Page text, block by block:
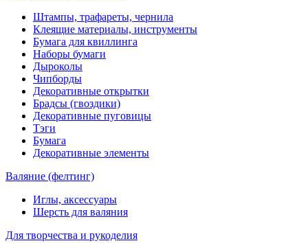
Штампы, трафареты, чернила
Клеящие материалы, инструменты
Бумага для квиллинга
Наборы бумаги
Дыроколы
Чипборды
Декоративные открытки
Брадсы (гвоздики)
Декоративные пуговицы
Тэги
Бумага
Декоративные элементы
Валяние (фелтинг)
Иглы, аксессуары
Шерсть для валяния
Для творчества и рукоделия